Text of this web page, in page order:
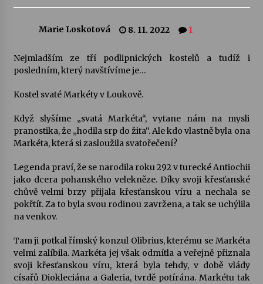
Veselí muzikanti
šedesátka: 28. 7.–1. 8. 2026
Letní koncerty ve Stromovce: Kolchoz a
Jenakaši
Votavžatský ploty
23. 7. 2026
Letní koncerty ve Stromovce: Rufus Miller
22. 7. 2026
Marie Loskotová 8. 11. 2022 1
Nejmladším ze tří podlipnických kostelů a tudíž i
posledním, který navštívíme je…
Kostel svaté Markéty v Loukově.
Když slyšíme „svatá Markéta“, vytane nám na mysli
pranostika, že „hodila srp do žita“. Ale kdo vlastně byla ona
Markéta, která si zasloužila svatořečení?
Legenda praví, že se narodila roku 292 v turecké Antiochii
jako dcera pohanského velekněze. Díky svoji křesťanské
chůvě velmi brzy přijala křesťanskou víru a nechala se
pokřtít. Za to byla svou rodinou zavržena, a tak se uchýlila
na venkov.
Tam ji potkal římský konzul Olibrius, kterému se Markéta
velmi zalíbila. Markéta jej však odmítla a veřejně přiznala
svoji křesťanskou víru, která byla tehdy, v době vlády
císařů Diokleciána a Galeria, tvrdě potírána. Markétu tak